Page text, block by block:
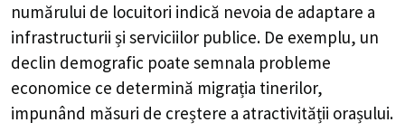
numărului de locuitori indică nevoia de adaptare a
infrastructurii și serviciilor publice. De exemplu, un
declin demografic poate semnala probleme
economice ce determină migrația tinerilor,
impunând măsuri de creștere a atractivității orașului.